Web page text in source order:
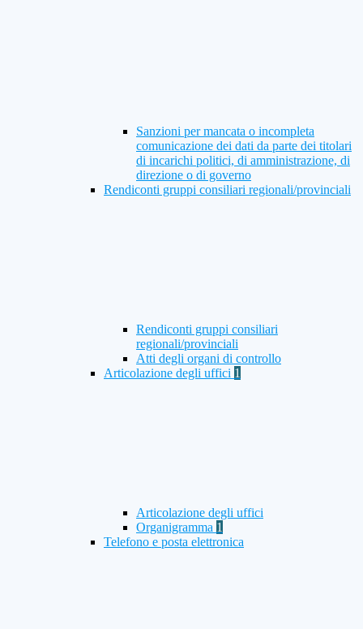
Sanzioni per mancata o incompleta
comunicazione dei dati da parte dei titolari
di incarichi politici, di amministrazione, di
direzione o di governo
Rendiconti gruppi consiliari regionali/provinciali
Rendiconti gruppi consiliari
regionali/provinciali
Atti degli organi di controllo
Articolazione degli uffici 1
Articolazione degli uffici
Organigramma 1
Telefono e posta elettronica